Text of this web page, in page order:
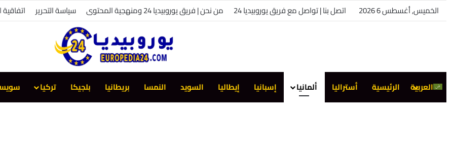
الخميس, أغسطس 6 2026 اتصل بنا | تواصل مع فريق يوروبيديا 24 من نحن | فريق يوروبيديا 24 ومنهجية المحتوى سياسة التحرير
العربية الرئيسية أستراليا ألمانيا إسبانيا إيطاليا السويد النمسا بريطانيا بلجيكا تركيا